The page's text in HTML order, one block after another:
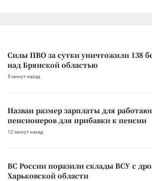
Силы ПВО за сутки уничтожили 138
над Брянской областью
5 минут назад
Назван размер зарплаты для
пенсионеров для прибавки к пенсии
12 минут назад
ВС России поразили склады ВСУ с
Харьковской области